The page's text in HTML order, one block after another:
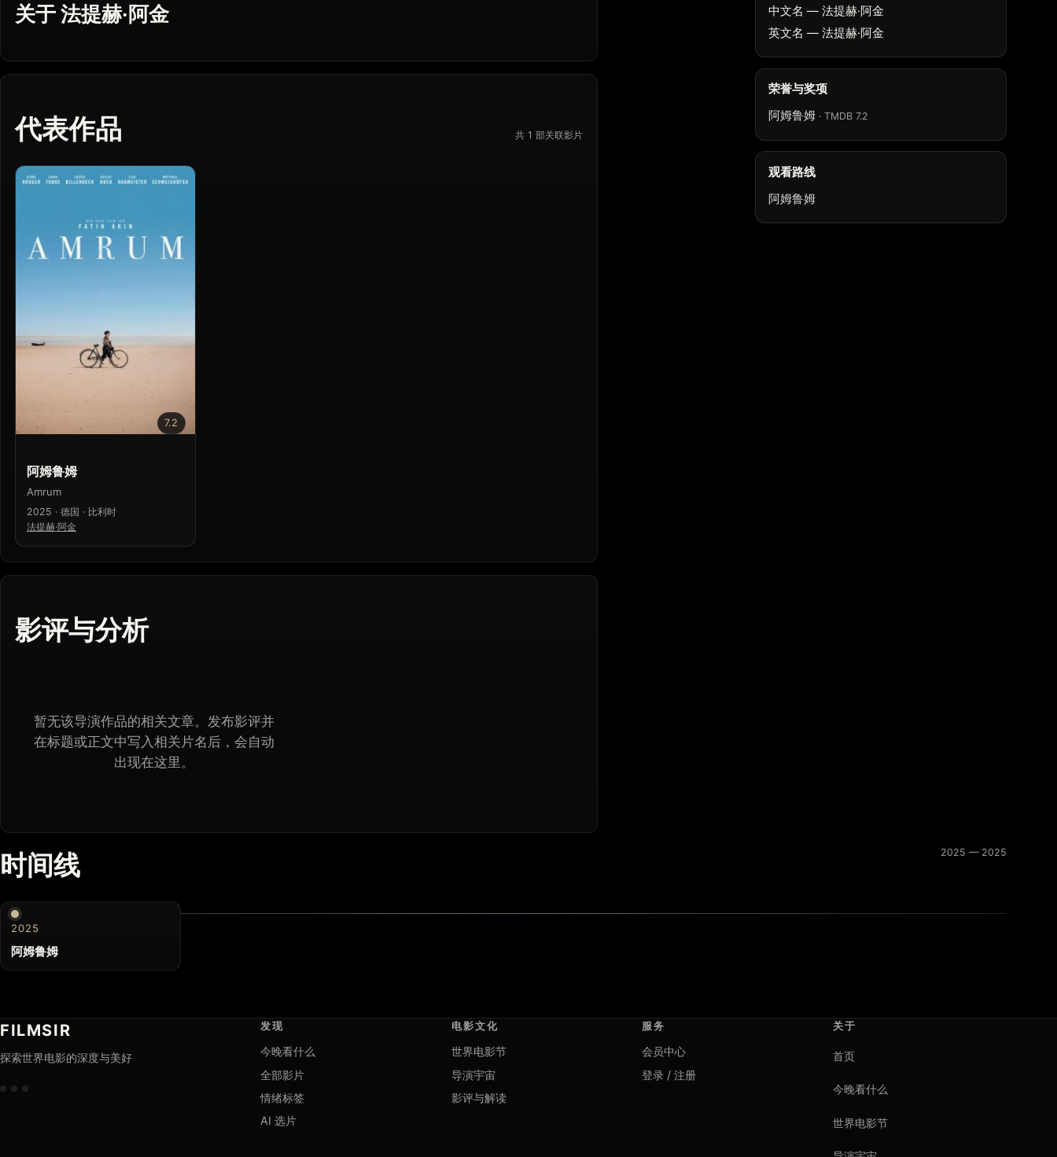
关于 法提赫·阿金
代表作品 共 1 部关联影片
7.2
阿姆鲁姆
Amrum
2025 · 德国 · 比利时
法提赫·阿金
影评与分析
暂无该导演作品的相关文章。发布影评并
在标题或正文中写入相关片名后，会自动
出现在这里。
中文名 — 法提赫·阿金
英文名 — 法提赫·阿金
荣誉与奖项
阿姆鲁姆 · TMDB 7.2
观看路线
阿姆鲁姆
时间线 2025 — 2025
2025
阿姆鲁姆
FILMSIR
探索世界电影的深度与美好
发现
今晚看什么
全部影片
情绪标签
AI 选片
电影文化
世界电影节
导演宇宙
影评与解读
服务
会员中心
登录 / 注册
关于
首页
今晚看什么
世界电影节